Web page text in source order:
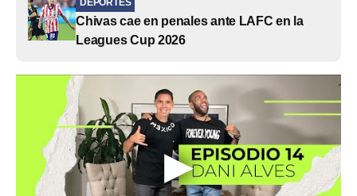
DEPORTES
Chivas cae en penales ante LAFC en la
Leagues Cup 2026